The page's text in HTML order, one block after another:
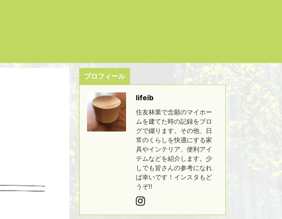
プロフィール
lifeib
住友林業で念願のマイホー
ムを建てた時の記録をブロ
グで綴ります。その他、日
常のくらしを快適にする家
具やインテリア、便利アイ
テムなどを紹介します。少
しでも皆さんの参考になれ
ば幸いです！インスタもど
うぞ!!